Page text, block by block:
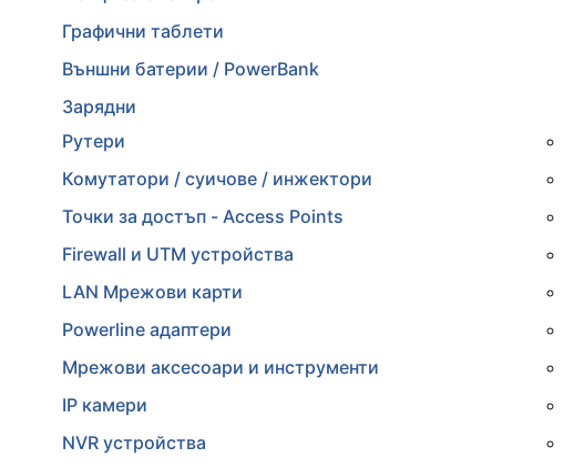
Графични таблети
Външни батерии / PowerBank
Зарядни
Рутери
Комутатори / суичове / инжектори
Точки за достъп - Access Points
Firewall и UTM устройства
LAN Мрежови карти
Powerline адаптери
Мрежови аксесоари и инструменти
IP камери
NVR устройства